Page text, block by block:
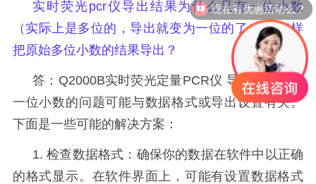
实时荧光pcr仪导出结果为什么只有一位小数
（实际上是多位的，导出就变为一位的了）？ 怎样
把原始多位小数的结果导出？
答： Q2000B实时荧光定量PCR仪 导出结果只有
一位小数的问题可能与数据格式或导出设置有关。
下面是一些可能的解决方案：
1.检查数据格式：确保你的数据在软件中以正确
的格式显示。在软件界面上，可能有设置数据格式